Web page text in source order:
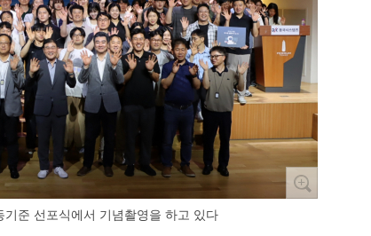
준 선포식에서 기념촬영을 하고 있다